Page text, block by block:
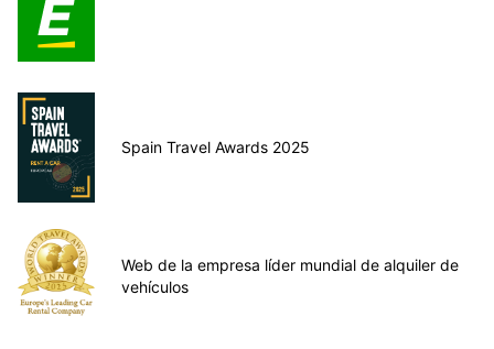
Spain Travel Awards 2025
Web de la empresa líder mundial de alquiler de
vehículos